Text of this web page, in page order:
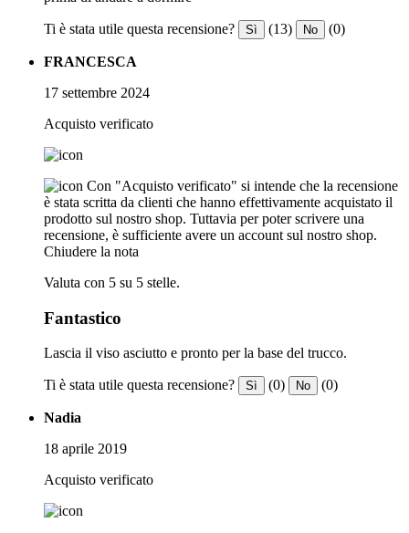
Ti è stata utile questa recensione? Sì (13) No (0)
FRANCESCA
17 settembre 2024
Acquisto verificato
Con "Acquisto verificato" si intende che la recensione
è stata scritta da clienti che hanno effettivamente acquistato il
prodotto sul nostro shop. Tuttavia per poter scrivere una
recensione, è sufficiente avere un account sul nostro shop.
Chiudere la nota
Valuta con 5 su 5 stelle.
Fantastico
Lascia il viso asciutto e pronto per la base del trucco.
Ti è stata utile questa recensione? Sì (0) No (0)
Nadia
18 aprile 2019
Acquisto verificato